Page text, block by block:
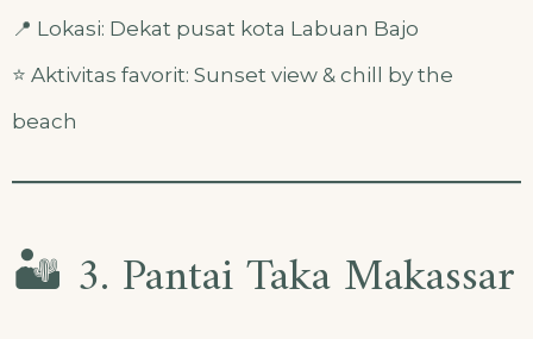
📍 Lokasi: Dekat pusat kota Labuan Bajo
⭐ Aktivitas favorit: Sunset view & chill by the
beach
🏜️ 3. Pantai Taka Makassar